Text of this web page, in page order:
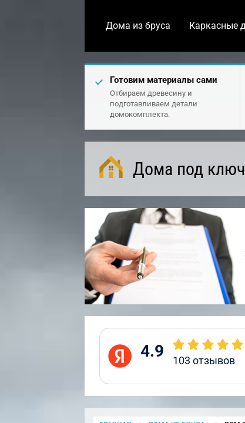
Дома из бруса Каркасные
Готовим материалы сами
Отбираем древесину и
подготавливаем детали
домокомплекта.
Дома под
4.9 103 отзывов